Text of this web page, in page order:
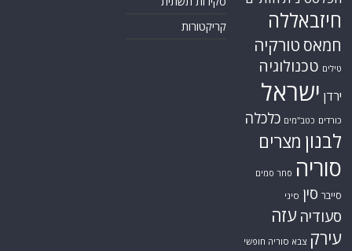
חיזבאללה
חמאס טורקיה
טילים טכנולוגיה
ירדן ישראל
כורדים כטב"מים כלכלה
לבנון מצרים
סוריה סחר סמים
סייבר סין סיני
סעודיה עזה
עירק צבא סוריה חופשי
קריקטורות